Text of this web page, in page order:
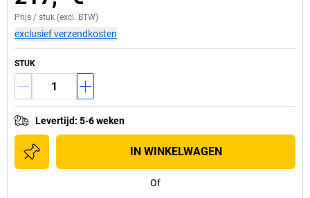
Prijs / stuk (excl. BTW)
exclusief verzendkosten
STUK
Levertijd: 5-6 weken
IN WINKELWAGEN
Of